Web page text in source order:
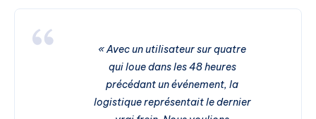
« Avec un utilisateur sur quatre
qui loue dans les 48 heures
précédant un événement, la
logistique représentait le dernier